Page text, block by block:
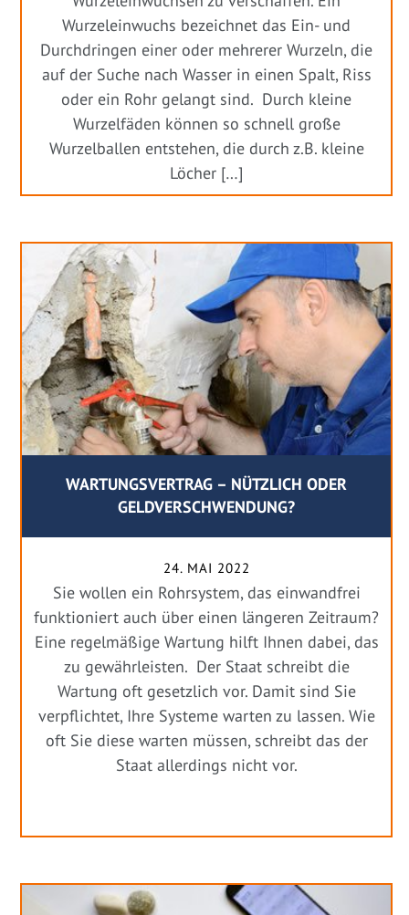
Wurzeleinwuchs bezeichnet das Ein- und
Durchdringen einer oder mehrerer Wurzeln, die
auf der Suche nach Wasser in einen Spalt, Riss
oder ein Rohr gelangt sind. Durch kleine
Wurzelfäden können so schnell große
Wurzelballen entstehen, die durch z.B. kleine
Löcher […]
WARTUNGSVERTRAG – NÜTZLICH ODER
GELDVERSCHWENDUNG?
24. MAI 2022
Sie wollen ein Rohrsystem, das einwandfrei
funktioniert auch über einen längeren Zeitraum?
Eine regelmäßige Wartung hilft Ihnen dabei, das
zu gewährleisten. Der Staat schreibt die
Wartung oft gesetzlich vor. Damit sind Sie
verpflichtet, Ihre Systeme warten zu lassen. Wie
oft Sie diese warten müssen, schreibt das der
Staat allerdings nicht vor.